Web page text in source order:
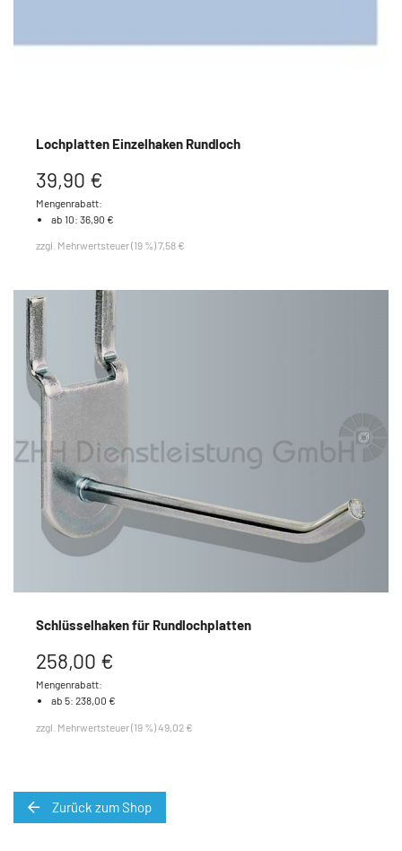
Lochplatten Einzelhaken Rundloch
39,90 €
Mengenrabatt:
ab 10: 36,90 €
zzgl. Mehrwertsteuer (19 %) 7,58 €
Schlüsselhaken für Rundlochplatten
258,00 €
Mengenrabatt:
ab 5: 238,00 €
zzgl. Mehrwertsteuer (19 %) 49,02 €
Zurück zum Shop